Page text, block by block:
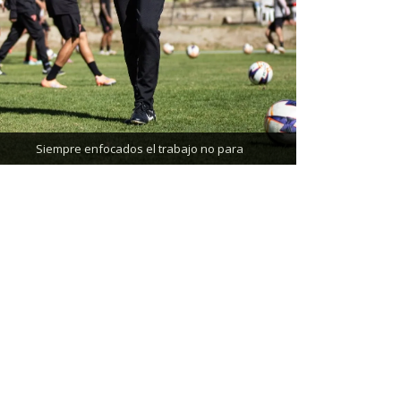
Siempre enfocados el trabajo no para
Trabajando enfocados, listos para el partido de
mañana